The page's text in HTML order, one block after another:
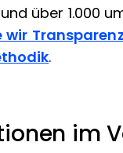
über 1.000
wir
.
im